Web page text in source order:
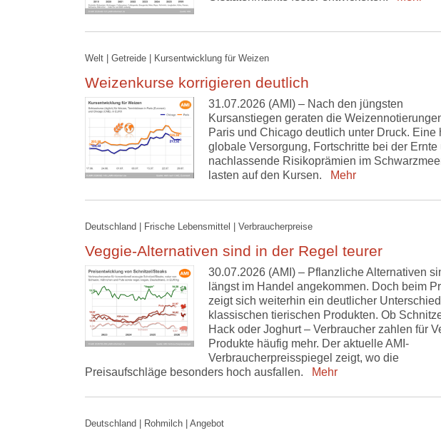
Welt | Getreide | Kursentwicklung für Weizen
Weizenkurse korrigieren deutlich
31.07.2026 (AMI) – Nach den jüngsten
Kursanstiegen geraten die
Paris und Chicago deutlich unter Druck. Eine
globale Versorgung, Fortschritte bei der Ernte
nachlassende Risikoprämien im
lasten auf den Kursen.
Mehr
Deutschland | Frische Lebensmittel | Verbraucherpreise
Veggie-Alternativen sind in der Regel teurer
30.07.2026 (AMI) – Pflanzliche Alternativen
längst im Handel angekommen. Doch beim
zeigt sich weiterhin ein deutlicher
klassischen tierischen Produkten. Ob
Hack oder Joghurt – Verbraucher zahlen für
Produkte häufig mehr. Der aktuelle AMI-
Verbraucherpreisspiegel zeigt, wo die
Preisaufschläge besonders hoch ausfallen.
Mehr
Deutschland | Rohmilch | Angebot